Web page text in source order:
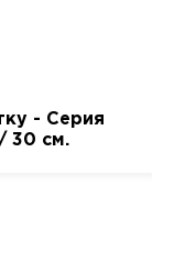
- Серия
30 см.